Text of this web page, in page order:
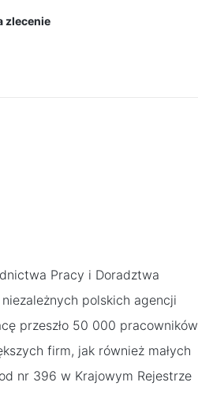
zlecenie
Pracy i Doradztwa
polskich agencji
przeszło 50 000 pracowników
firm, jak również małych
nr 396 w Krajowym Rejestrze